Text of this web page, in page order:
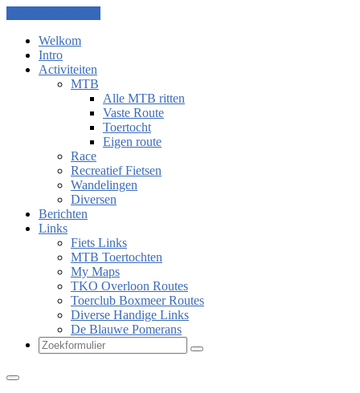
Welkom
Intro
Activiteiten
MTB
Alle MTB ritten
Vaste Route
Toertocht
Eigen route
Race
Recreatief Fietsen
Wandelingen
Diversen
Berichten
Links
Fiets Links
MTB Toertochten
My Maps
TKO Overloon Routes
Toerclub Boxmeer Routes
Diverse Handige Links
De Blauwe Pomerans
Zoeken